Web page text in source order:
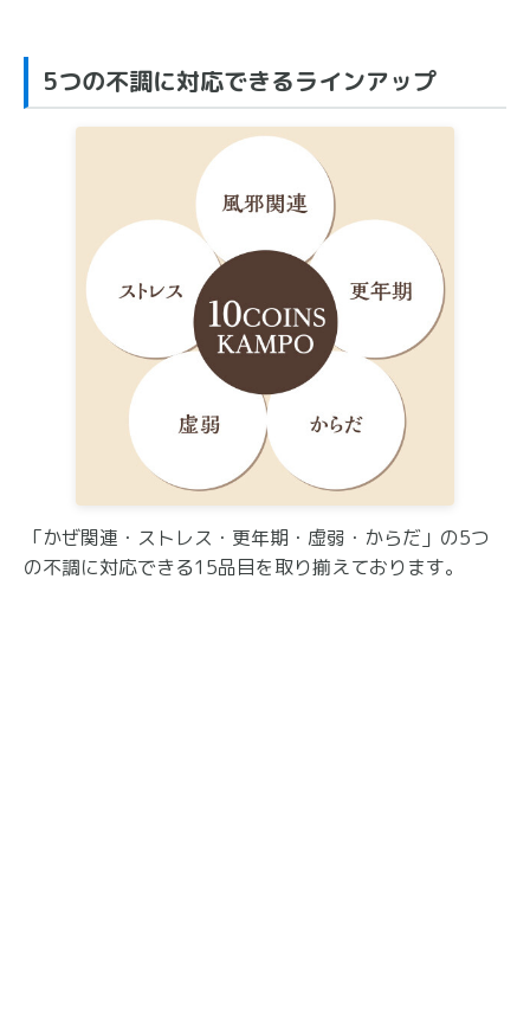
5つの不調に対応できるラインアップ
「かぜ関連・ストレス・更年期・虚弱・からだ」の5つ
の不調に対応できる15品目を取り揃えております。